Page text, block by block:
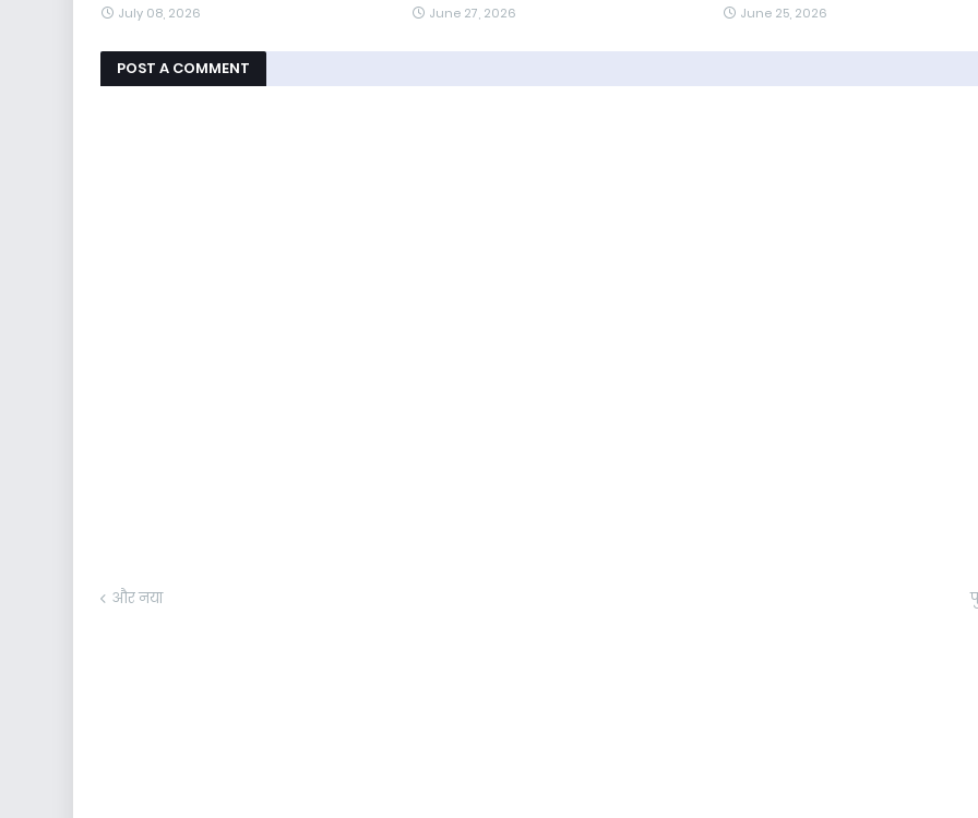
July 08, 2026 June 27, 2026 June 25, 2026
POST A COMMENT
और नया